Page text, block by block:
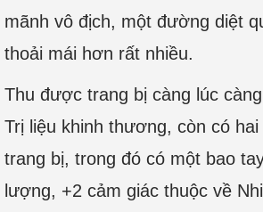
mãnh vô địch, một đường diệt
thoải mái hơn rất nhiều.
Thu được trang bị càng lúc
Trị liệu khinh thương, còn có hai
trang bị, trong đó có một bao
lượng, +2 cảm giác thuộc về